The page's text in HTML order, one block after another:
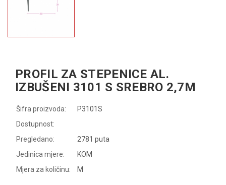
PROFIL ZA STEPENICE AL.
IZBUŠENI 3101 S SREBRO 2,7M
Šifra proizvoda:
P3101S
Dostupnost:
Pregledano:
2781 puta
Jedinica mjere:
KOM
Mjera za količinu:
M